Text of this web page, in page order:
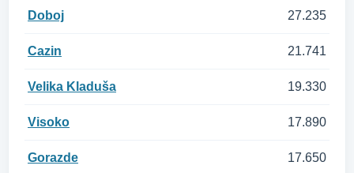
Doboj 27.235
Cazin 21.741
Velika Kladuša 19.330
Visoko 17.890
Gorazde 17.650